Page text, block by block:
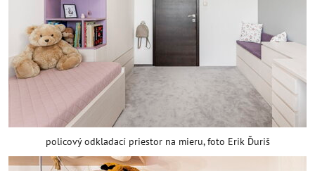
policový odkladací priestor na mieru, foto Erik Ďuriš